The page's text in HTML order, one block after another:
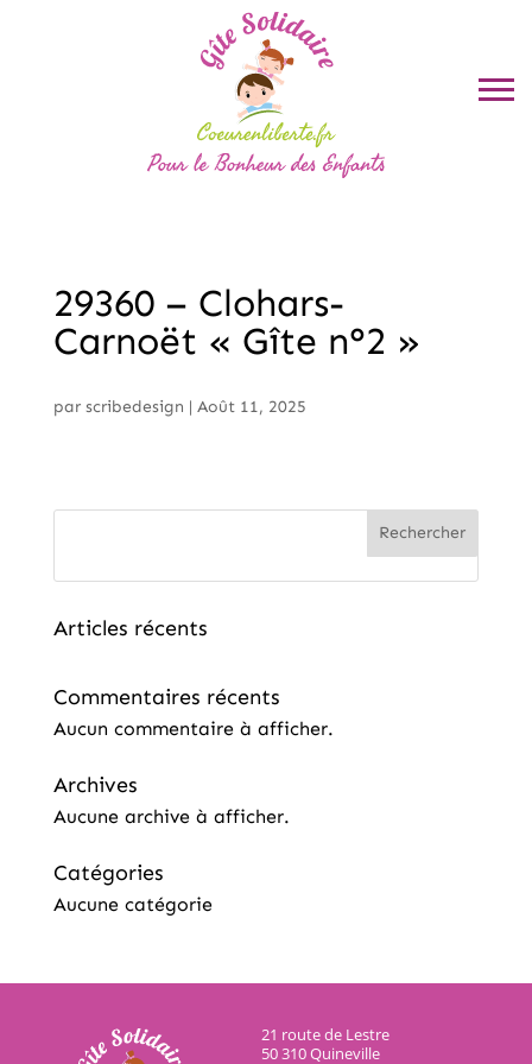
29360 – Clohars-
Carnoët « Gîte n°2 »
par scribedesign | Août 11, 2025
Rechercher
Articles récents
Commentaires récents
Aucun commentaire à afficher.
Archives
Aucune archive à afficher.
Catégories
Aucune catégorie
21 route de Lestre
50 310 Quineville